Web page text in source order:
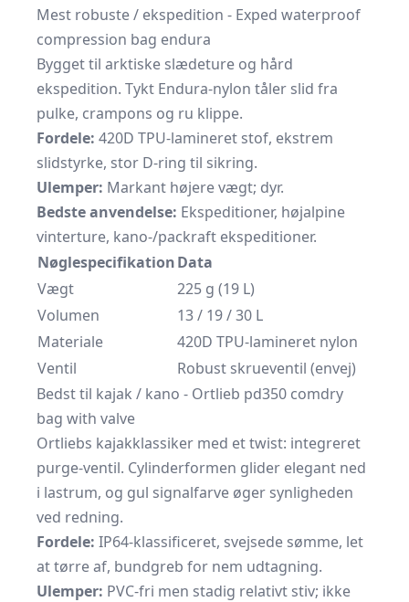
Mest robuste / ekspedition - Exped waterproof
compression bag endura
Bygget til arktiske slædeture og hård
ekspedition. Tykt Endura-nylon tåler slid fra
pulke, crampons og ru klippe.
Fordele: 420D TPU-lamineret stof, ekstrem
slidstyrke, stor D-ring til sikring.
Ulemper: Markant højere vægt; dyr.
Bedste anvendelse: Ekspeditioner, højalpine
vinterture, kano-/packraft ekspeditioner.
NøglespecifikationData
Vægt
225 g (19 L)
Volumen
13 / 19 / 30 L
Materiale
420D TPU-lamineret nylon
Ventil
Robust skrueventil (envej)
Bedst til kajak / kano - Ortlieb pd350 comdry
bag with valve
Ortliebs kajakklassiker med et twist: integreret
purge-ventil. Cylinderformen glider elegant ned
i lastrum, og gul signalfarve øger synligheden
ved redning.
Fordele: IP64-klassificeret, svejsede sømme, let
at tørre af, bundgreb for nem udtagning.
Ulemper: PVC-fri men stadig relativt stiv; ikke